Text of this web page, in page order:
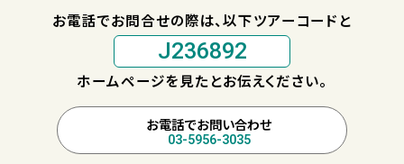
お電話でお問合せの際は、以下ツアーコードと
J236892
ホームページを見たとお伝えください。
お電話でお問い合わせ
03-5956-3035